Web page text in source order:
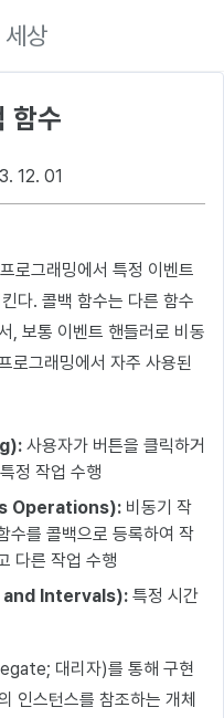
상
함수
12. 01
로그래밍에서 특정 이벤트
다. 콜백 함수는 다른 함수
, 보통 이벤트 핸들러로 비동
로그래밍에서 자주 사용된
사용자가 버튼을 클릭하거
정 작업 수행
Operations): 비동기 작
수를 콜백으로 등록하여 작
다른 작업 수행
and Intervals): 특정 시간
대리자)를 통해 구현
인스턴스를 참조하는 개체